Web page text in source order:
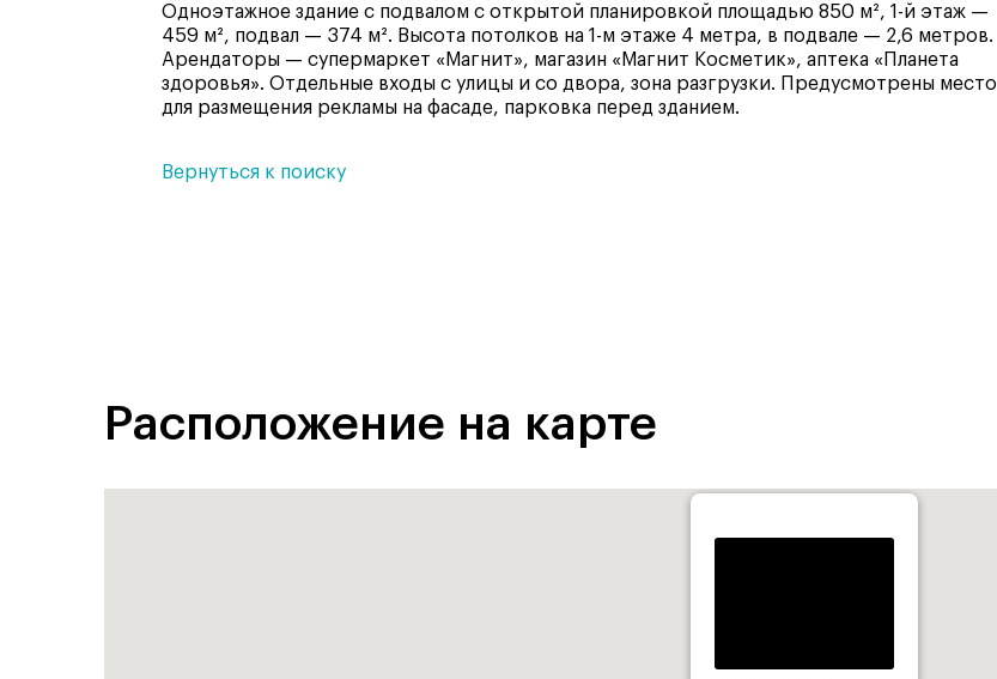
Одноэтажное здание с подвалом с открытой планировкой площадью 850 м², 1-й этаж —
459 м², подвал — 374 м². Высота потолков на 1-м этаже 4 метра, в подвале — 2,6 метров.
Арендаторы — супермаркет «Магнит», магазин «Магнит Косметик», аптека «Планета
здоровья». Отдельные входы с улицы и со двора, зона разгрузки. Предусмотрены место
для размещения рекламы на фасаде, парковка перед зданием.
Вернуться к поиску
Расположение на карте